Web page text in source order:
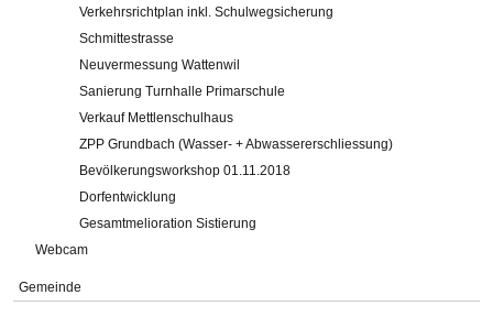
Impressum
Verkehrsrichtplan inkl. Schulwegsicherung
Schmittestrasse
Neuvermessung Wattenwil
Sanierung Turnhalle Primarschule
Verkauf Mettlenschulhaus
ZPP Grundbach (Wasser- + Abwassererschliessung)
Bevölkerungsworkshop 01.11.2018
Dorfentwicklung
Gesamtmelioration Sistierung
Webcam
Gemeinde